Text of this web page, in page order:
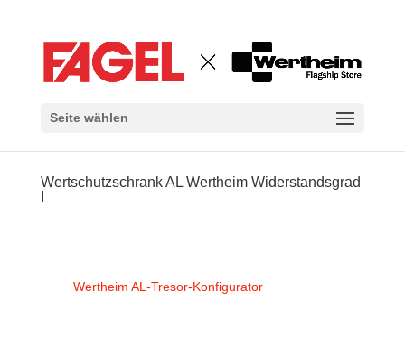
Seite wählen
Wertschutzschrank AL Wertheim Widerstandsgrad
Wertheim AL-Tresor-Konfigurator